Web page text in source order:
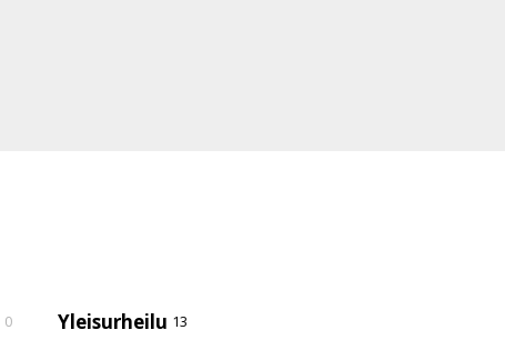
0 Yleisurheilu 13